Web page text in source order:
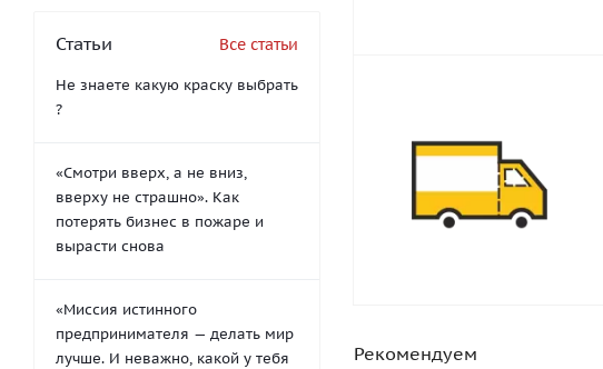
Рекомендуем
Статьи Все статьи
Не знаете какую краску выбрать
?
«Смотри вверх, а не вниз,
вверху не страшно». Как
потерять бизнес в пожаре и
вырасти снова
«Миссия истинного
предпринимателя — делать мир
лучше. И неважно, какой у тебя